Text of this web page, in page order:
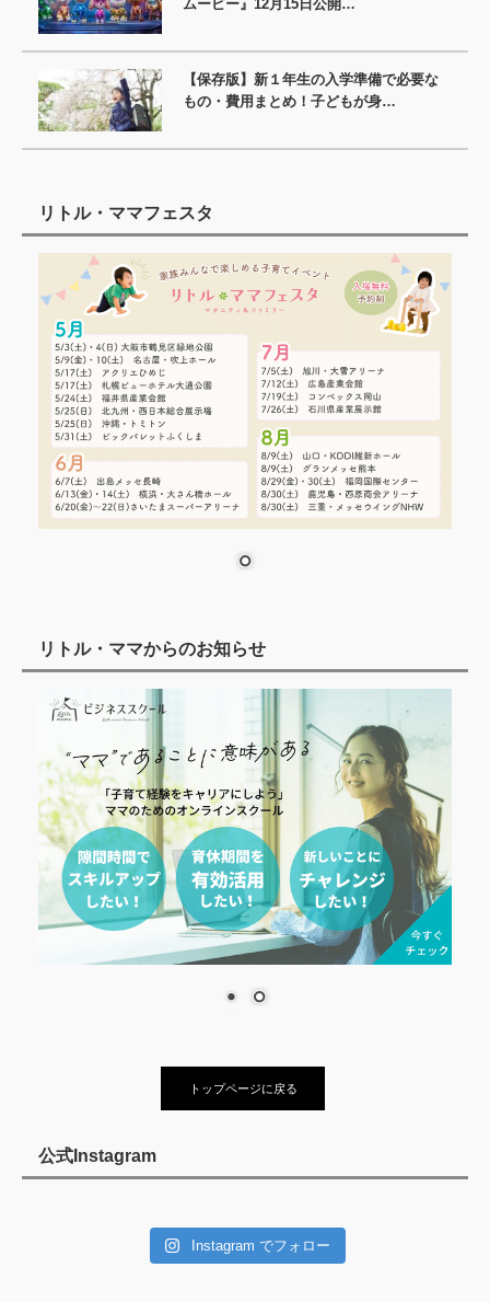
ムービー』12月15日公開…
【保存版】新１年生の入学準備で必要な
もの・費用まとめ！子どもが身…
リトル・ママフェスタ
リトル・ママからのお知らせ
トップページに戻る
公式Instagram
Instagram でフォロー